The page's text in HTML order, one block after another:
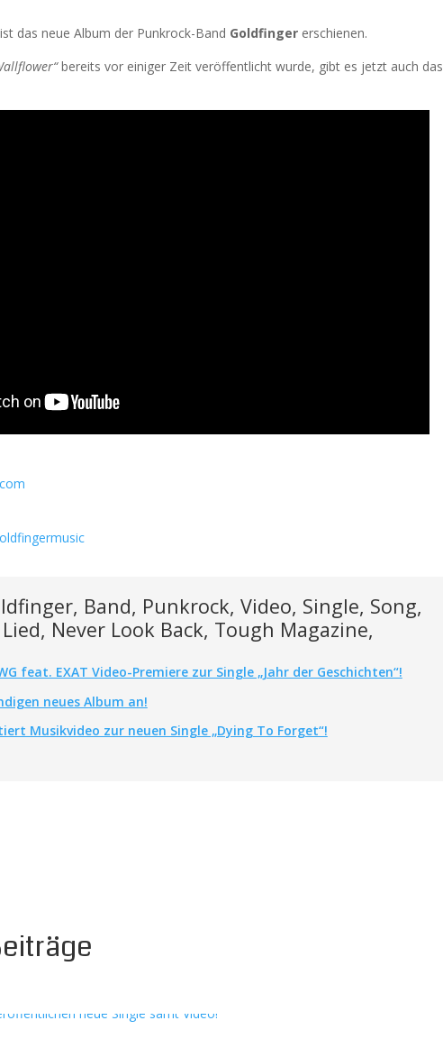
das neue Album der Punkrock-Band Goldfinger erschienen.
bereits vor einiger Zeit veröffentlicht wurde, gibt es jetzt auch das
Band, Punkrock, Video, Single, Song,
Never Look Back, Tough Magazine,
feat. EXAT Video-Premiere zur Single „Jahr der Geschichten“!
neues Album an!
Musikvideo zur neuen Single „Dying To Forget“!